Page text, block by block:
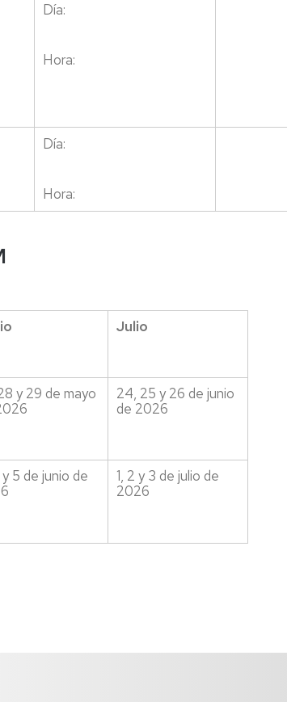
Día:
Hora:
Día:
Hora:
Julio
y 29 de mayo
24, 25 y 26 de junio
de 2026
5 de junio de
1, 2 y 3 de julio de
2026